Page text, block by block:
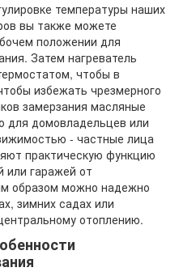
температуры наших
вы также можете
положении для
Затем нагреватель
чтобы в
избежать чрезмерного
замерзания масляные
для домовладельцев или
- частные лица
практическую функцию
гаражей от
образом можно надежно
зимних садах или
отоплению.